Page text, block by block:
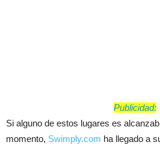
Publicidad:
Si alguno de estos lugares es
momento, Swimply.com ha llegado a